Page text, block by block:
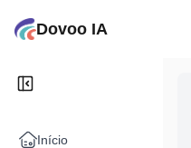
Dovoo IA
Início